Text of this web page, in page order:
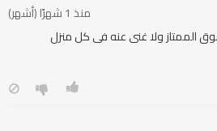
منذ 1 شهرًا (أشهر)
الممتاز ولا غنى عنه فى كل منزل